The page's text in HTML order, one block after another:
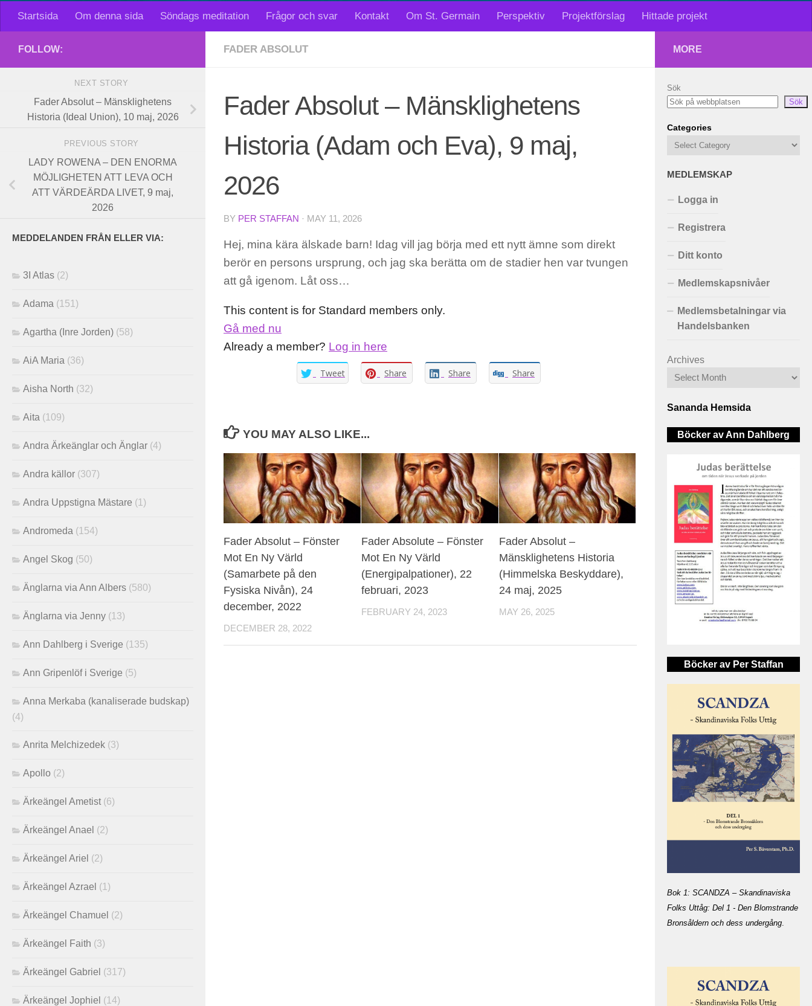
Startsida Om denna sida Söndags meditation Frågor och svar Kontakt Om St. Germain Perspektiv Projektförslag Hittade projekt
FADER ABSOLUT
Fader Absolut – Mänsklighetens
Historia (Adam och Eva), 9 maj,
2026
BY PER STAFFAN · MAY 11, 2026
Hej, mina kära älskade barn! Idag vill jag börja med ett nytt ämne som direkt
berör en persons ursprung, och jag ska berätta om de stadier hen var tvungen
att gå igenom. Låt oss…
This content is for Standard members only.
Gå med nu
Already a member? Log in here
Tweet Share Share Share
YOU MAY ALSO LIKE...
Fader Absolut – Fönster
Mot En Ny Värld
(Samarbete på den
Fysiska Nivån), 24
december, 2022
DECEMBER 28, 2022
Fader Absolute – Fönster
Mot En Ny Värld
(Energipalpationer), 22
februari, 2023
FEBRUARY 24, 2023
Fader Absolut –
Mänsklighetens Historia
(Himmelska Beskyddare),
24 maj, 2025
MAY 26, 2025
FOLLOW:
NEXT STORY
Fader Absolut – Mänsklighetens
Historia (Ideal Union), 10 maj, 2026
PREVIOUS STORY
LADY ROWENA – DEN ENORMA
MÖJLIGHETEN ATT LEVA OCH
ATT VÄRDEÄRDA LIVET, 9 maj,
2026
MEDDELANDEN FRÅN ELLER VIA:
3I Atlas (2)
Adama (151)
Agartha (Inre Jorden) (58)
AiA Maria (36)
Aisha North (32)
Aita (109)
Andra Ärkeänglar och Änglar (4)
Andra källor (307)
Andra Uppstigna Mästare (1)
Andromeda (154)
Angel Skog (50)
Änglarna via Ann Albers (580)
Änglarna via Jenny (13)
Ann Dahlberg i Sverige (135)
Ann Gripenlöf i Sverige (5)
Anna Merkaba (kanaliserade budskap)
(4)
Anrita Melchizedek (3)
Apollo (2)
Ärkeängel Ametist (6)
Ärkeängel Anael (2)
Ärkeängel Ariel (2)
Ärkeängel Azrael (1)
Ärkeängel Chamuel (2)
Ärkeängel Faith (3)
Ärkeängel Gabriel (317)
Ärkeängel Jophiel (14)
MORE
Sök
Sök
Categories
MEDLEMSKAP
Logga in
Registrera
Ditt konto
Medlemskapsnivåer
Medlemsbetalningar via
Handelsbanken
Archives
Sananda Hemsida
Böcker av Ann Dahlberg
Böcker av Per Staffan
Bok 1: SCANDZA – Skandinaviska
Folks Uttåg: Del 1 - Den Blomstrande
Bronsåldern och dess undergång.